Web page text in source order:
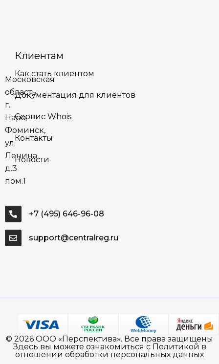
Московская
область,
г.
Наро-
Фоминск,
ул.
Ленина
д.3
пом.1
+7 (495) 646-96-08
support@centralreg.ru
Клиентам
Как стать клиентом
Документация для клиентов
Сервис Whois
Контакты
Новости
© 2026 ООО «Перспектива». Все права защищены
Здесь вы можете ознакомиться с Политикой в
отношении обработки персональных данных